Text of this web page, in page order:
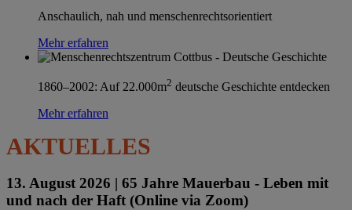
Anschaulich, nah und menschenrechtsorientiert
Mehr erfahren
1860–2002: Auf 22.000m2 deutsche Geschichte entdecken
Mehr erfahren
AKTUELLES
13. August 2026 | 65 Jahre Mauerbau - Leben mit
und nach der Haft (Online via Zoom)